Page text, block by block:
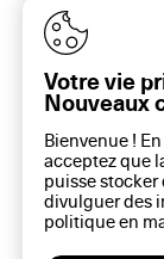
LinkedIn
16 rue
Plan du site
Aide sur ce site
Gestion des
Politique des
Politique de
Votre vie
Nouveaux
Bienvenue !
acceptez que
puisse stocker
divulguer des
politique en